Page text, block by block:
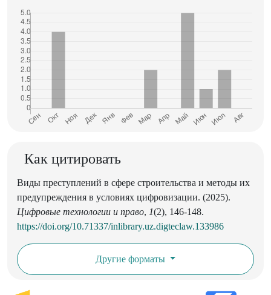
Как цитировать
Виды преступлений в сфере строительства и методы их
предупреждения в условиях цифровизации. (2025).
Цифровые технологии и право, 1(2), 146-148.
https://doi.org/10.71337/inlibrary.uz.digteclaw.133986
Другие форматы